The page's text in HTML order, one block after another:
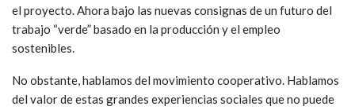
el proyecto. Ahora bajo las nuevas consignas de un futuro del
trabajo “verde” basado en la producción y el empleo
sostenibles.
No obstante, hablamos del movimiento cooperativo. Hablamos
del valor de estas grandes experiencias sociales que no puede